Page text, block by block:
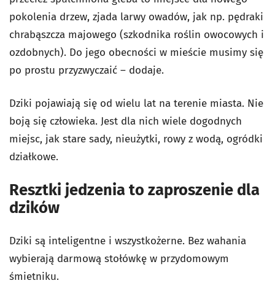
pokolenia drzew, zjada larwy owadów, jak np. pędraki
chrabąszcza majowego (szkodnika roślin owocowych i
ozdobnych). Do jego obecności w mieście musimy się
po prostu przyzwyczaić – dodaje.
Dziki pojawiają się od wielu lat na terenie miasta. Nie
boją się człowieka. Jest dla nich wiele dogodnych
miejsc, jak stare sady, nieużytki, rowy z wodą, ogródki
działkowe.
Resztki jedzenia to zaproszenie dla
dzików
Dziki są inteligentne i wszystkożerne. Bez wahania
wybierają darmową stołówkę w przydomowym
śmietniku.